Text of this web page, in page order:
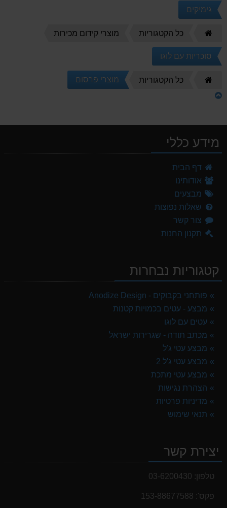
גימיקים
כל הקטגוריות מוצרי קידום מכירות
סוכריות עם לוגו
כל הקטגוריות מוצרי פרסום
מידע כללי
דף הבית
אודותינו
מבצעים
שאלות נפוצות
צור קשר
תקנון החנות
קטגוריות נבחרות
פותחני בקבוקים - Anodize Design
מבצע - עטים בכמויות קטנות
עטים עם לוגו
מכתב תודה - שגרירות ישראל
מבצע עטי ג'ל
מבצע עטי ג'ל 2
מבצע עטי מתכת
הצהרת נגישות
מדיניות פרטיות
תנאי שימוש
יצירת קשר
טלפון: 03-6200430
פקס': 153-88677588